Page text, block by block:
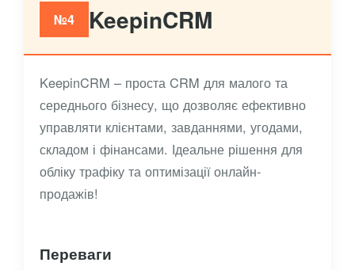
№4 KeepinCRM
KeepinCRM – проста CRM для малого та
середнього бізнесу, що дозволяє ефективно
управляти клієнтами, завданнями, угодами,
складом і фінансами. Ідеальне рішення для
обліку трафіку та оптимізації онлайн-
продажів!
Переваги